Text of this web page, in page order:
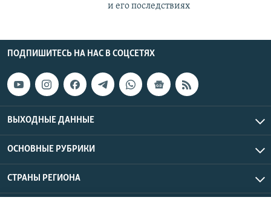
и его последствиях
ПОДПИШИТЕСЬ НА НАС В СОЦСЕТЯХ
ВЫХОДНЫЕ ДАННЫЕ
ОСНОВНЫЕ РУБРИКИ
СТРАНЫ РЕГИОНА